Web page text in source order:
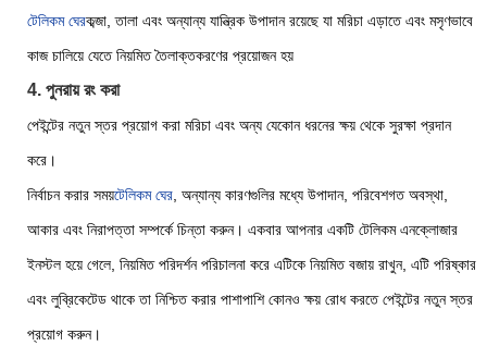
টেলিকম ঘেরকব্জা, তালা এবং অন্যান্য যান্ত্রিক উপাদান রয়েছে যা মরিচা এড়াতে এবং মসৃণভাবে
কাজ চালিয়ে যেতে নিয়মিত তৈলাক্তকরণের প্রয়োজন হয়
4. পুনরায় রং করা
পেইন্টের নতুন স্তর প্রয়োগ করা মরিচা এবং অন্য যেকোন ধরনের ক্ষয় থেকে সুরক্ষা প্রদান
করে।
নির্বাচন করার সময়টেলিকম ঘের , অন্যান্য কারণগুলির মধ্যে উপাদান, পরিবেশগত অবস্থা,
আকার এবং নিরাপত্তা সম্পর্কে চিন্তা করুন। একবার আপনার একটি টেলিকম এনক্লোজার
ইনস্টল হয়ে গেলে, নিয়মিত পরিদর্শন পরিচালনা করে এটিকে নিয়মিত বজায় রাখুন, এটি পরিষ্কার
এবং লুব্রিকেটেড থাকে তা নিশ্চিত করার পাশাপাশি কোনও ক্ষয় রোধ করতে পেইন্টের নতুন স্তর
প্রয়োগ করুন।